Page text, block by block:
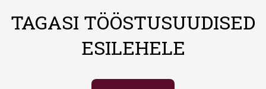
TAGASI TÖÖSTUSUUDISED
ESILEHELE